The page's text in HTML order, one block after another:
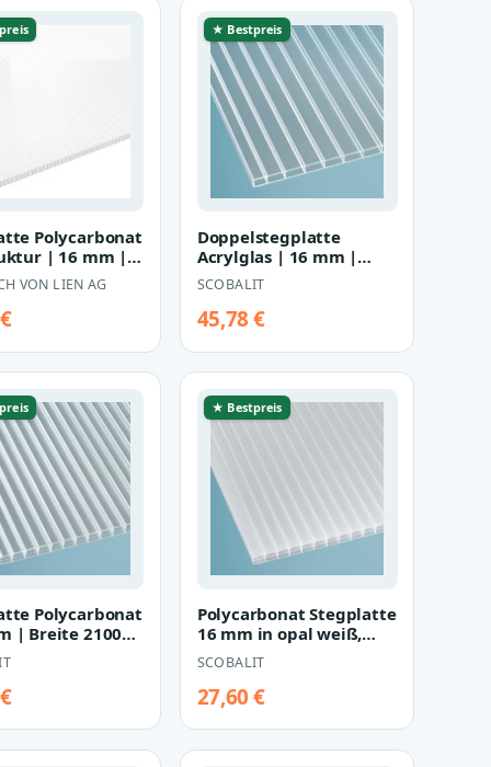
Polycarbonat
| 16 mm |
mm |
VON LIEN AG
★ Bestpreis
Doppelstegplatte
Acrylglas | 16 mm |
Breite 980 mm |
glasklar
SCOBALIT
45,78 €
Polycarbonat
| Breite 2100
★ Bestpreis
Polycarbonat Stegplatte
16 mm in opal weiß,
Breite 1200 mm
SCOBALIT
27,60 €